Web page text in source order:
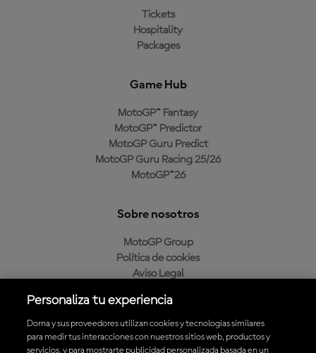
Tickets
Hospitality
Packages
Game Hub
MotoGP™ Fantasy
MotoGP™ Predictor
MotoGP Guru Predict
MotoGP Guru Racing 25/26
MotoGP™26
Sobre nosotros
MotoGP Group
Política de cookies
Aviso Legal
Política de compra
Personaliza tu experiencia
Dorna y sus proveedores utilizan cookies y tecnologías similares
para medir tus interacciones con nuestros sitios web, productos y
servicios, y para mostrarte publicidad personalizada basada en un